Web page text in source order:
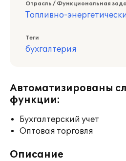
Отрасль / Функциональная
Топливно-
Теги
бухгалтерия
Автоматизированы
функции:
Бухгалтерский учет
Оптовая торговля
Описание